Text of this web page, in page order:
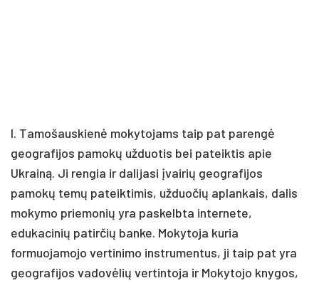
I. Tamošauskienė mokytojams taip pat parengė
geografijos pamokų užduotis bei pateiktis apie
Ukrainą. Ji rengia ir dalijasi įvairių geografijos
pamokų temų pateiktimis, užduočių aplankais, dalis
mokymo priemonių yra paskelbta internete,
edukacinių patirčių banke. Mokytoja kuria
formuojamojo vertinimo instrumentus, ji taip pat yra
geografijos vadovėlių vertintoja ir Mokytojo knygos,